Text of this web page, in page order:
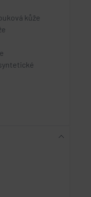
kůže